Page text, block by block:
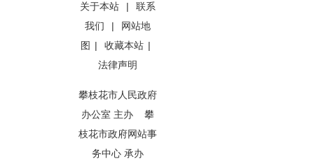
关于本站 |
联系
我们
|
网站地
图 | 收藏本站 |
法律声明
攀枝花市人民政府
办公室 主办 攀
枝花市政府网站事
务中心 承办